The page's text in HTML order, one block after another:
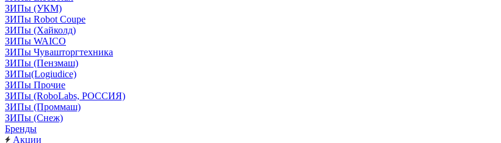
ЗИПы (УКМ)
ЗИПы Robot Coupe
ЗИПы (Хайколд)
ЗИПы WAICO
ЗИПы Чувашторгтехника
ЗИПы (Пензмаш)
ЗИПы(Logiudice)
ЗИПы Прочие
ЗИПы (RoboLabs, РОССИЯ)
ЗИПы (Проммаш)
ЗИПы (Снеж)
Бренды
Акции